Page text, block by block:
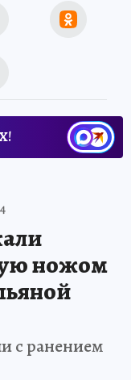
ножом
с ранением